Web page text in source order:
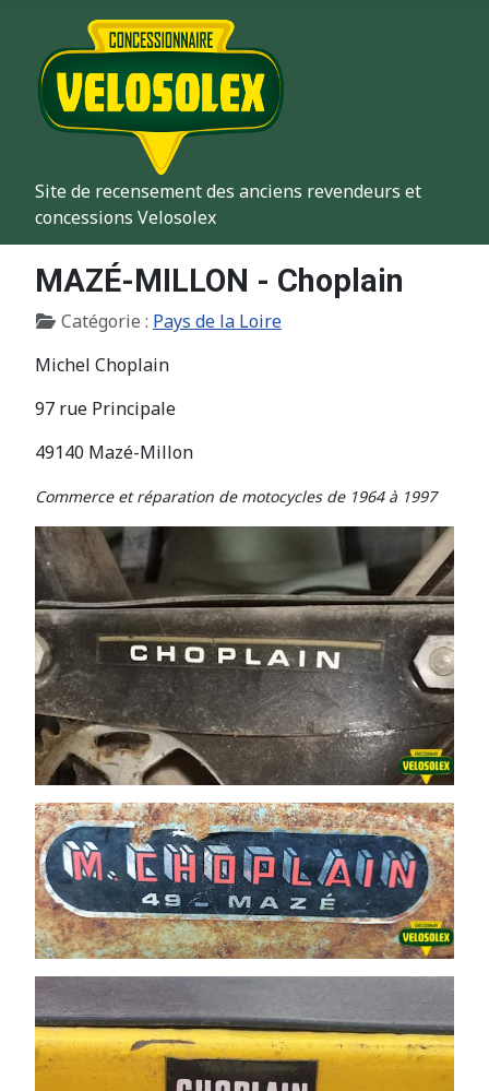
Site de recensement des anciens revendeurs et
concessions Velosolex
MAZÉ-MILLON - Choplain
Détails
Catégorie : Pays de la Loire
Michel Choplain
97 rue Principale
49140 Mazé-Millon
Commerce et réparation de motocycles de 1964 à 1997